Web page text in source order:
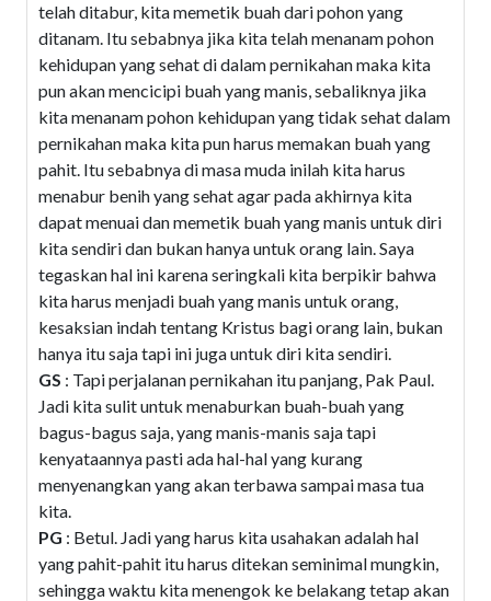
telah ditabur, kita memetik buah dari pohon yang
ditanam. Itu sebabnya jika kita telah menanam pohon
kehidupan yang sehat di dalam pernikahan maka kita
pun akan mencicipi buah yang manis, sebaliknya jika
kita menanam pohon kehidupan yang tidak sehat dalam
pernikahan maka kita pun harus memakan buah yang
pahit. Itu sebabnya di masa muda inilah kita harus
menabur benih yang sehat agar pada akhirnya kita
dapat menuai dan memetik buah yang manis untuk diri
kita sendiri dan bukan hanya untuk orang lain. Saya
tegaskan hal ini karena seringkali kita berpikir bahwa
kita harus menjadi buah yang manis untuk orang,
kesaksian indah tentang Kristus bagi orang lain, bukan
hanya itu saja tapi ini juga untuk diri kita sendiri.
GS : Tapi perjalanan pernikahan itu panjang, Pak Paul.
Jadi kita sulit untuk menaburkan buah-buah yang
bagus-bagus saja, yang manis-manis saja tapi
kenyataannya pasti ada hal-hal yang kurang
menyenangkan yang akan terbawa sampai masa tua
kita.
PG : Betul. Jadi yang harus kita usahakan adalah hal
yang pahit-pahit itu harus ditekan seminimal mungkin,
sehingga waktu kita menengok ke belakang tetap akan